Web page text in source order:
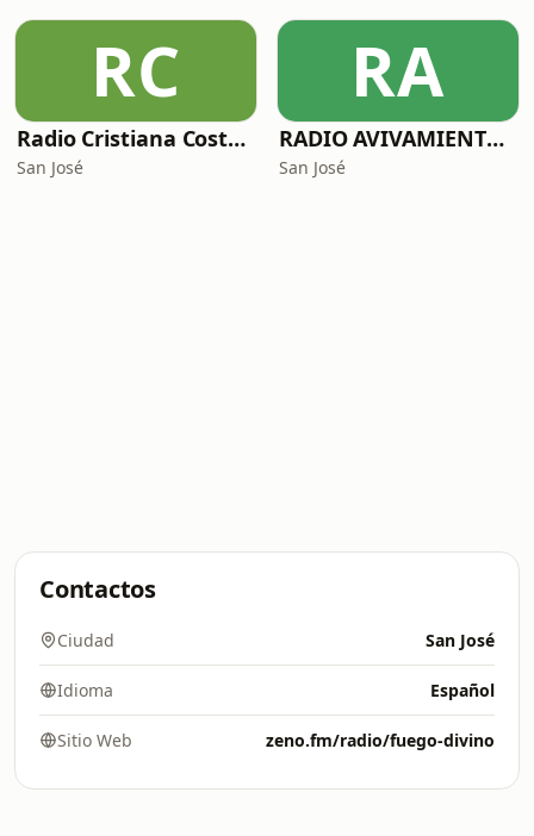
RC
Radio Cristiana Costa Rica
San José
RA
RADIO AVIVAMIENTO CRISTIANA
San José
Contactos
Ciudad San José
Idioma Español
Sitio Web zeno.fm/radio/fuego-divino